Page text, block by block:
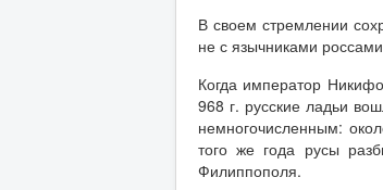
В своем стремлении
не с язычниками
Когда император
968 г. русские ладьи
немногочисленным:
того же года русы
Филиппополя.